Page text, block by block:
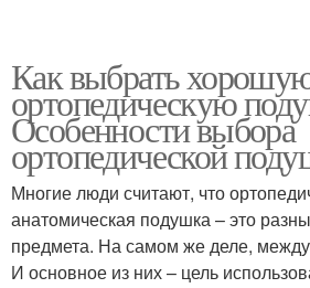
Как выбрать
ортопедическую
Особенности выбора
ортопедической
Многие люди считают, что
анатомическая подушка – это
предмета. На самом же деле,
И основное из них – цель